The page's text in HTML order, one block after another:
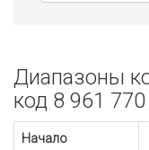
Диапазоны
код 8 961 770
Начало